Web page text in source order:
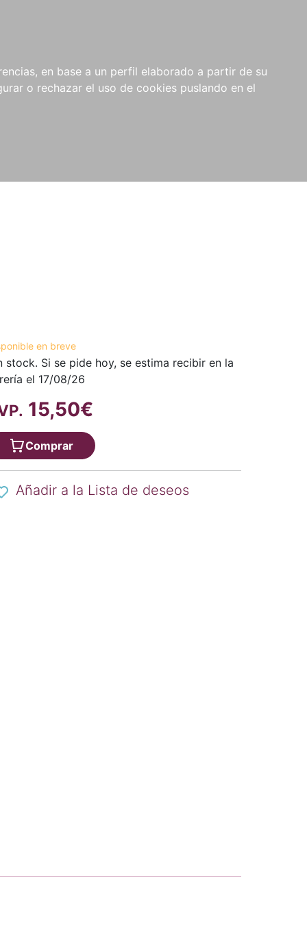
en base a un perfil elaborado a partir de su
o rechazar el uso de cookies puslando en el
NOVEDADES NOTICIAS
COMPRAS
INSTITUCIONALES
en breve
stock. Si se pide hoy, se estima recibir en la
el 17/08/26
15,50€
Comprar
Añadir a la Lista de deseos